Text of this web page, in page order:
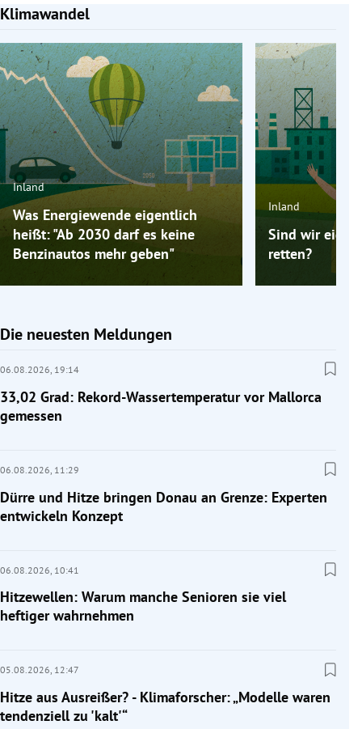
Klimawandel
Slide 1 von 4
Inland
Was Energiewende eigentlich
heißt: "Ab 2030 darf es keine
Benzinautos mehr geben"
Inland
Sind wir
retten?
Die neuesten Meldungen
06.08.2026, 19:14
33,02 Grad: Rekord-Wassertemperatur vor Mallorca
gemessen
06.08.2026, 11:29
Dürre und Hitze bringen Donau an Grenze: Experten
entwickeln Konzept
06.08.2026, 10:41
Hitzewellen: Warum manche Senioren sie viel
heftiger wahrnehmen
05.08.2026, 12:47
Hitze aus Ausreißer? - Klimaforscher: „Modelle waren
tendenziell zu 'kalt'“